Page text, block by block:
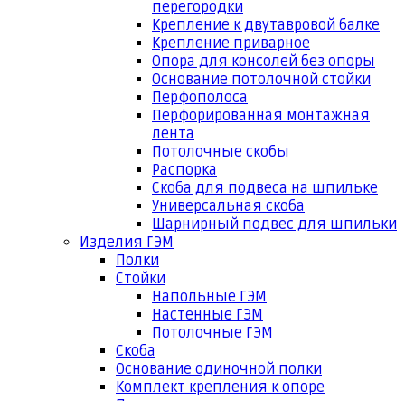
перегородки
Крепление к двутавровой балке
Крепление приварное
Опора для консолей без опоры
Основание потолочной стойки
Перфополоса
Перфорированная монтажная
лента
Потолочные скобы
Распорка
Скоба для подвеса на шпильке
Универсальная скоба
Шарнирный подвес для шпильки
Изделия ГЭМ
Полки
Стойки
Напольные ГЭМ
Настенные ГЭМ
Потолочные ГЭМ
Скоба
Основание одиночной полки
Комплект крепления к опоре